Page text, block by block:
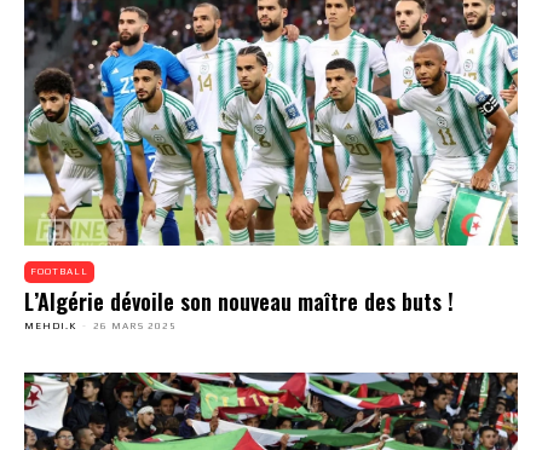
FOOTBALL
L’Algérie dévoile son nouveau maître des buts !
MEHDI.K - 26 MARS 2025